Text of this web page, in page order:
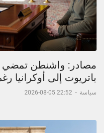
مصادر: واشنطن تمضي
باتريوت إلى
سياسة -
22:52 05-08-2026